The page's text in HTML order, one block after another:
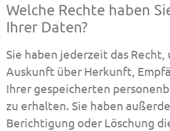
Welche Rechte haben
Ihrer Daten?
Sie haben jederzeit das
Auskunft über Herkunft,
Ihrer gespeicherten
zu erhalten. Sie haben
Berichtigung oder Löschung